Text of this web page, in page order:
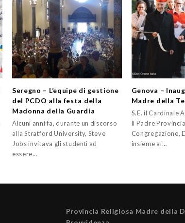
Seregno – L’equipe di gestione
del PCDO alla festa della
Madonna della Guardia
Alcuni anni fa, durante un discorso
alla Stratford University, Steve
Jobs invitava gli studenti ad
essere…
Genova –
Madre della
S.E. il Cardinale
il Padre
Congregazione,
insieme ai…
Provincia Religiosa Madre della